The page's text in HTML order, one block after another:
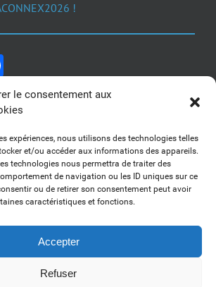
le consentement aux
expériences, nous utilisons des technologies telles
et/ou accéder aux informations des appareils.
technologies nous permettra de traiter des
de navigation ou les ID uniques sur ce
ou de retirer son consentement peut avoir
caractéristiques et fonctions.
Accepter
Refuser
!
1, 2, 3... Buzzez !
nos kits communication